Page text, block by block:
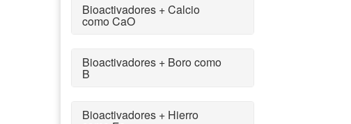
Bioactivadores + Calcio
como CaO
Bioactivadores + Boro como
B
Bioactivadores + Hierro